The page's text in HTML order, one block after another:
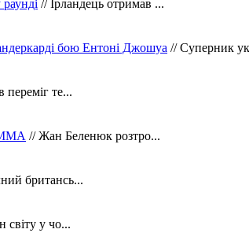
// Ірландець отримав ...
бою Ентоні Джошуа // Суперник
переміг те...
ММА // Жан Беленюк розтро...
британсь...
світу у чо...